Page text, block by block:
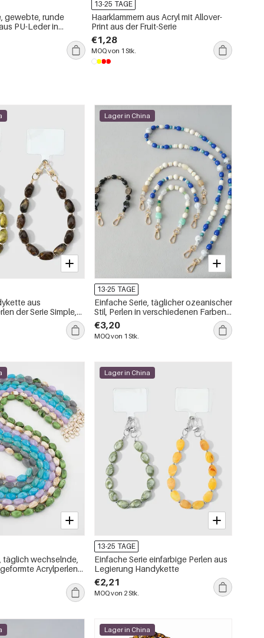
gewebte, runde
PU-Leder in
13-25 TAGE
Haarklammern aus Acryl mit Allover-
Print aus der Fruit-Serie
€1,28
MOQ von 1 Stk.
aus
der Serie Simple,
Lager in China
13-25 TAGE
Einfache Serie, täglicher ozeanischer
Stil, Perlen in verschiedenen Farben,
Acryl-Taschen- und Handyketten
€3,20
MOQ von 1 Stk.
täglich wechselnde,
Acrylperlen-
Lager in China
13-25 TAGE
Einfache Serie einfarbige Perlen aus
Legierung Handykette
€2,21
MOQ von 2 Stk.
Lager in China